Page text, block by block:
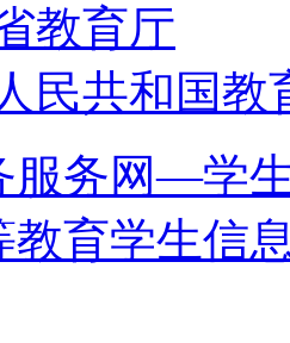
教育厅
民共和国教
服务网—学
教育学生信